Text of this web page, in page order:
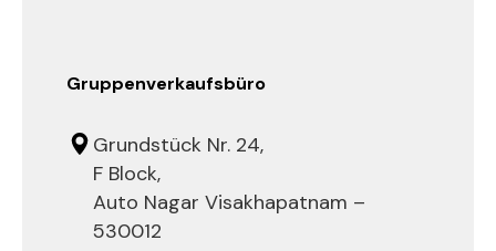
Gruppenverkaufsbüro
Grundstück Nr. 24,
F Block,
Auto Nagar Visakhapatnam –
530012